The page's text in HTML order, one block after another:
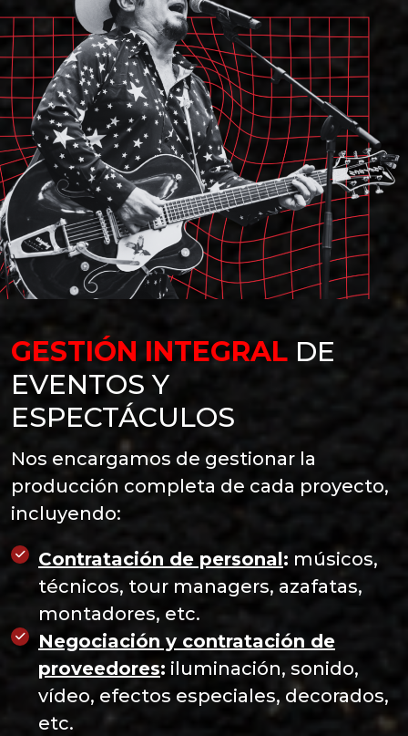
GESTIÓN INTEGRAL DE
EVENTOS Y
ESPECTÁCULOS
Nos encargamos de gestionar la
producción completa de cada proyecto,
incluyendo:
Contratación de personal: músicos,
técnicos, tour managers, azafatas,
montadores, etc.
Negociación y contratación de
proveedores: iluminación, sonido,
vídeo, efectos especiales, decorados,
etc.